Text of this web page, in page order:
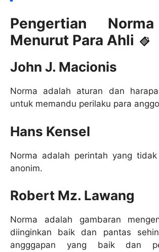
Pengertian
Menurut Para Ahli
John J. Macionis
Norma adalah aturan dan
untuk memandu perilaku para
Hans Kensel
Norma adalah perintah yang
anonim.
Robert Mz. Lawang
Norma adalah gambaran
diinginkan baik dan pantas
angggapan yang baik dan